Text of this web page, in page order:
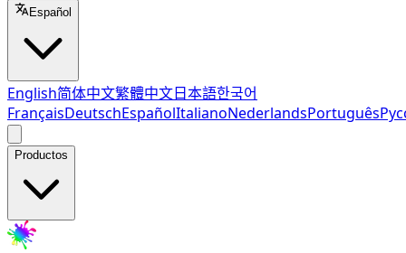
Español
English简体中文繁體中文日本語한국어
FrançaisDeutschEspañolItalianoNederlandsPortuguês
Productos